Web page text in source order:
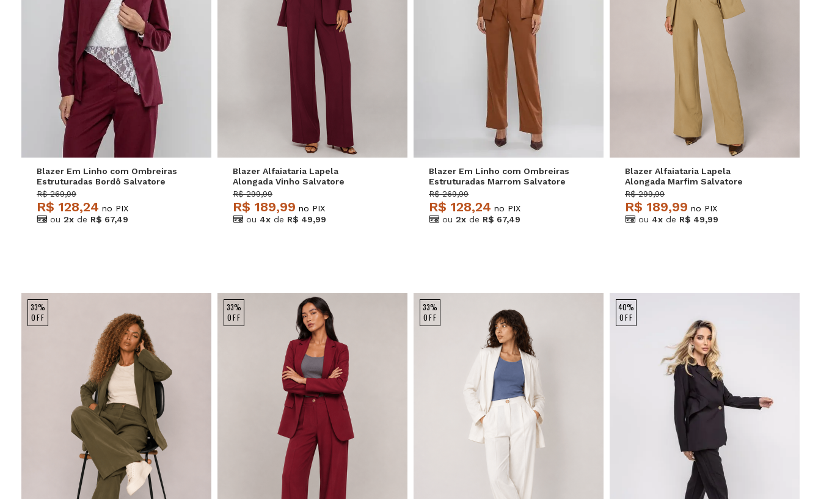
P GG
Blazer Em Linho com Ombreiras
Estruturadas Bordô Salvatore
R$ 269,99
R$ 128,24 no PIX
ou 2x de R$ 67,49
M G
Blazer Alfaiataria Lapela
Alongada Vinho Salvatore
R$ 299,99
R$ 189,99 no PIX
ou 4x de R$ 49,99
M G
Blazer Em Linho com Ombreiras
Estruturadas Marrom Salvatore
R$ 269,99
R$ 128,24 no PIX
ou 2x de R$ 67,49
GG
Blazer Alfaiataria Lapela
Alongada Marfim Salvatore
R$ 299,99
R$ 189,99 no PIX
ou 4x de R$ 49,99
33%
OFF
33%
OFF
33%
OFF
40%
OFF